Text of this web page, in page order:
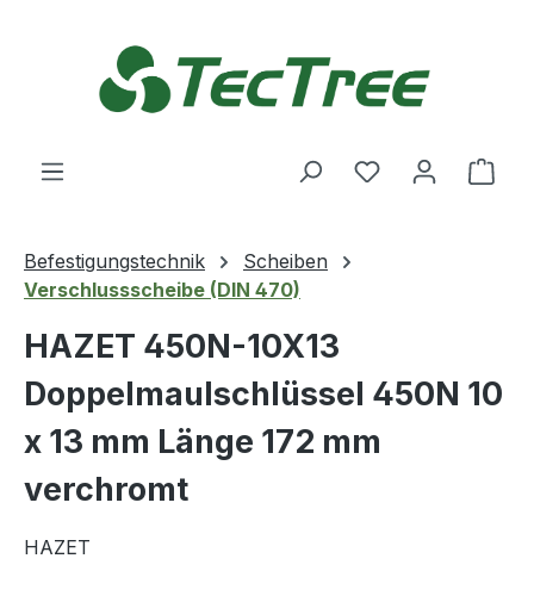
Du hast 0
Befestigungstechnik
Scheiben
Verschlussscheibe (DIN 470)
HAZET 450N-10X13
Doppelmaulschlüssel 450N 10
x 13 mm Länge 172 mm
verchromt
HAZET